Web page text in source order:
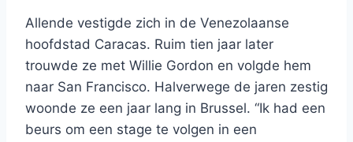
Allende vestigde zich in de Venezolaanse
hoofdstad Caracas. Ruim tien jaar later
trouwde ze met Willie Gordon en volgde hem
naar San Francisco. Halverwege de jaren zestig
woonde ze een jaar lang in Brussel. “Ik had een
beurs om een stage te volgen in een